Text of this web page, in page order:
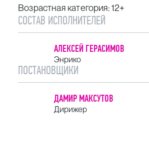
Возрастная категория: 12+
СОСТАВ ИСПОЛНИТЕЛЕЙ
АЛЕКСЕЙ ГЕРАСИМОВ
Энрико
ПОСТАНОВЩИКИ
ДАМИР МАКСУТОВ
Дирижер